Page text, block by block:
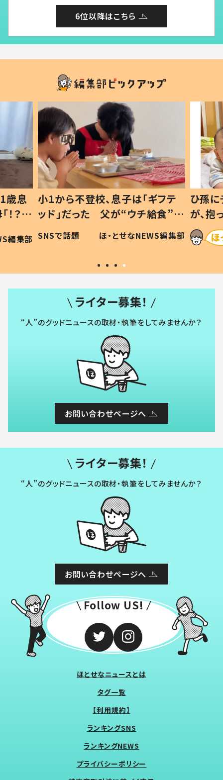
6位以降はこちら
歳息
？」
編集部
小1から不登校、息子は「ギフテ
ッド」だった 父が“ウチ給食”を
作り続ける理由とは #令和の親
#令和の子
SNSで話題 ほ・とせなNEWS編集部
ひ孫
が、
「涙が
い」
ライター募集！
“人”のグッドニュースの取材・執筆をしてみませんか？
お問い合わせページへ
ライター募集！
“人”のグッドニュースの取材・執筆をしてみませんか？
お問い合わせページへ
Follow US!
ほとせなニュースとは
タグ一覧
【利用規約】
ランキングSNS
ランキングNEWS
プライバシーポリシー